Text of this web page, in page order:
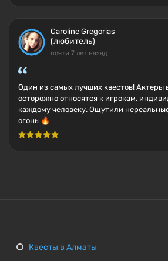
Caroline Gregorias
(любитель)
почти 7 лет назад
Один из самых лучших квестов! Актеры
осторожно относятся к игрокам,
каждому человеку. Ощутили
огонь 🔥
Квесты в Алматы